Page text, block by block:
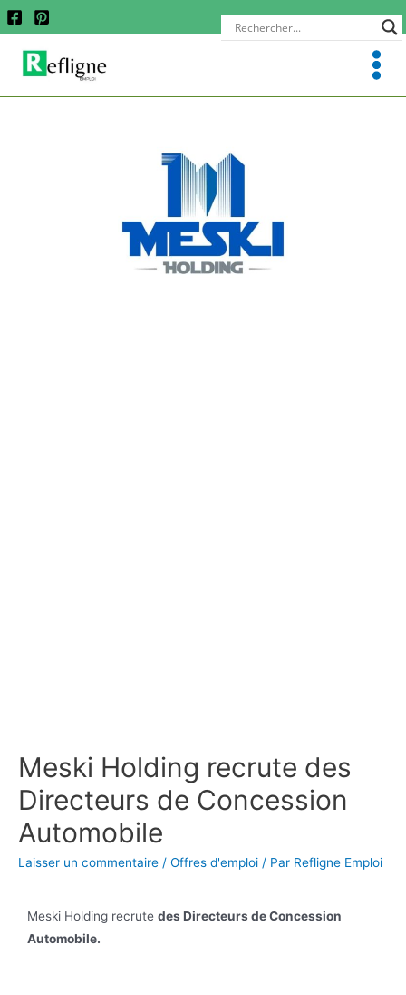
Meski Holding recrute des
Directeurs de Concession
Automobile
Laisser un commentaire / Offres d'emploi / Par Refligne Emploi
Meski Holding recrute des Directeurs de Concession
Automobile.